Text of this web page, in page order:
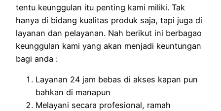
tentu keunggulan itu penting kami miliki. Tak
hanya di bidang kualitas produk saja, tapi juga di
layanan dan pelayanan. Nah berikut ini berbagao
keunggulan kami yang akan menjadi keuntungan
bagi anda :
Layanan 24 jam bebas di akses kapan pun
bahkan di manapun
Melayani secara profesional, ramah